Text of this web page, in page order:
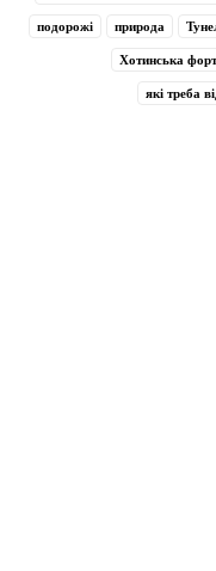
подорожі природа
Хотинська
які треба